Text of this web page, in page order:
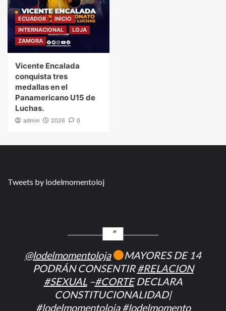
ECUADOR
INICIO
INTERNACIONAL
LOJA
ZAMORA
Vicente Encalada
conquista tres
medallas en el
Panamericano U15 de
Luchas.
admin 2026 0
Tweets by lodelmomentoloj
@lodelmomentoloja
MAYORES DE 14
PODRÁN CONSENTIR#RELACION
#SEXUAL–#CORTEDECLARA
CONSTITUCIONALIDAD|
#lodelmomentoloja #lodelmomento